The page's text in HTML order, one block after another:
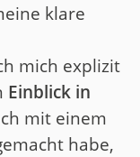
klare
mich explizit
Einblick in
mit einem
habe,